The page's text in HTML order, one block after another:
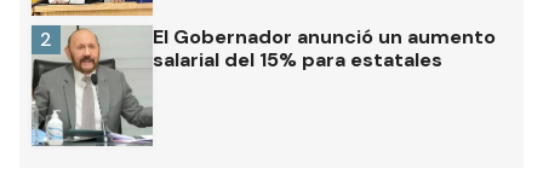
El Gobernador anunció un aumento
salarial del 15% para estatales
2